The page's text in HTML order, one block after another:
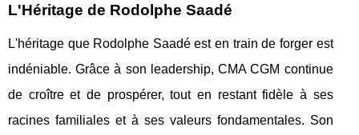
L'Héritage de Rodolphe Saadé
L'héritage que Rodolphe Saadé est en train de forger est
indéniable. Grâce à son leadership, CMA CGM continue
de croître et de prospérer, tout en restant fidèle à ses
racines familiales et à ses valeurs fondamentales. Son